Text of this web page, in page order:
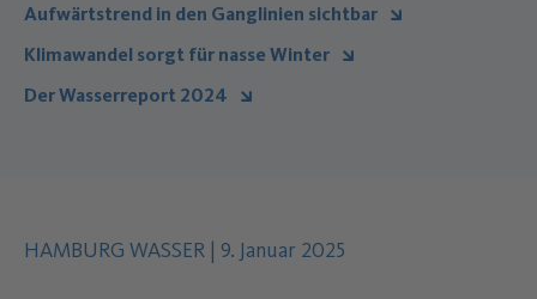
Aufwärtstrend in den Ganglinien sichtbar
Klimawandel sorgt für nasse Winter
Der Wasserreport 2024
Autor des Inhalts:
HAMBURG WASSER | Datum der Veröffentlichung:
9. Januar 2025